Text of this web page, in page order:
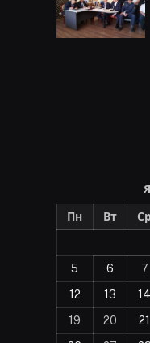
Пн Вт
5
6 7
12
13 14
19
20 21